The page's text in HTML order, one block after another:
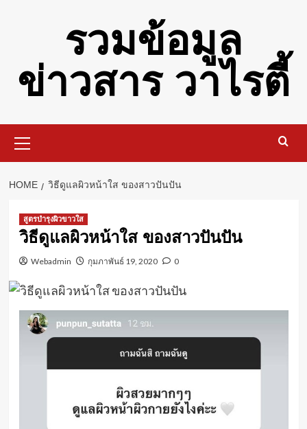
รวมข้อมูล
ข่าวสาร วาไรตี้
Menu
HOME วิธีดูแลผิวหน้าใส ของสาวปันปัน
สูตรบำรุงผิวขาวใส
วิธีดูแลผิวหน้าใส ของสาวปันปัน
Webadmin กุมภาพันธ์ 19, 2020 0